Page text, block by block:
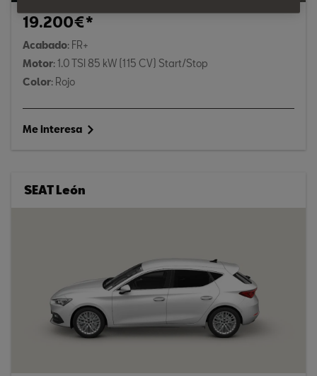
19.200€*
Acabado: FR+
Motor: 1.0 TSI 85 kW (115 CV) Start/Stop
Color: Rojo
Me interesa
SEAT León